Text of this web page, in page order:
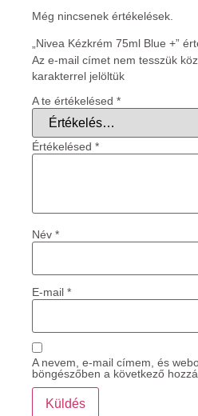
Még nincsenek értékelések.
„Nivea Kézkrém 75ml Blue +”
Az e-mail címet nem tesszük
karakterrel jelöltük
A te értékelésed *
Értékelésed *
Név *
E-mail *
A nevem, e-mail címem, és
böngészőben a következő